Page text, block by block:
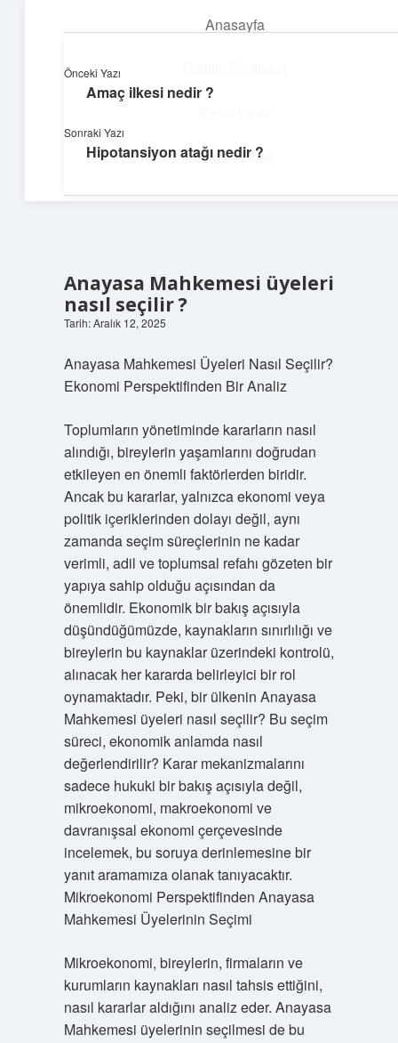
Anasayfa
Hakkımızda
Günlük yaşama tat katan küçük bilgiler.
Anayasa Mahkemesi üyeleri
nasıl seçilir ?
Tarih: Aralık 12, 2025
Anayasa Mahkemesi Üyeleri Nasıl Seçilir?
Ekonomi Perspektifinden Bir Analiz
Toplumların yönetiminde kararların nasıl
alındığı, bireylerin yaşamlarını doğrudan
etkileyen en önemli faktörlerden biridir.
Ancak bu kararlar, yalnızca ekonomi veya
politik içeriklerinden dolayı değil, aynı
zamanda seçim süreçlerinin ne kadar
verimli, adil ve toplumsal refahı gözeten bir
yapıya sahip olduğu açısından da
önemlidir. Ekonomik bir bakış açısıyla
düşündüğümüzde, kaynakların sınırlılığı ve
bireylerin bu kaynaklar üzerindeki kontrolü,
alınacak her kararda belirleyici bir rol
oynamaktadır. Peki, bir ülkenin Anayasa
Mahkemesi üyeleri nasıl seçilir? Bu seçim
süreci, ekonomik anlamda nasıl
değerlendirilir? Karar mekanizmalarını
sadece hukuki bir bakış açısıyla değil,
mikroekonomi, makroekonomi ve
davranışsal ekonomi çerçevesinde
incelemek, bu soruya derinlemesine bir
yanıt aramamıza olanak tanıyacaktır.
Mikroekonomi Perspektifinden Anayasa
Mahkemesi Üyelerinin Seçimi
Mikroekonomi, bireylerin, firmaların ve
kurumların kaynakları nasıl tahsis ettiğini,
nasıl kararlar aldığını analiz eder. Anayasa
Mahkemesi üyelerinin seçilmesi de bu
Önceki Yazı
Amaç ilkesi nedir ?
Sonraki Yazı
Hipotansiyon atağı nedir ?